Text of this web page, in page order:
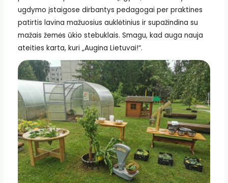
ugdymo įstaigose dirbantys pedagogai per praktines
patirtis lavina mažuosius auklėtinius ir supažindina su
mažais žemės ūkio stebuklais. Smagu, kad auga nauja
ateities karta, kuri „Augina Lietuvai!“.